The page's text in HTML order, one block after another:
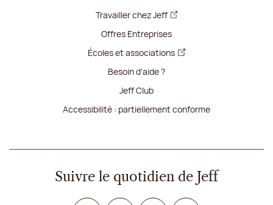
Travailler chez Jeff
Offres Entreprises
Écoles et associations
Besoin d'aide ?
Jeff Club
Accessibilité : partiellement conforme
Suivre le quotidien de Jeff